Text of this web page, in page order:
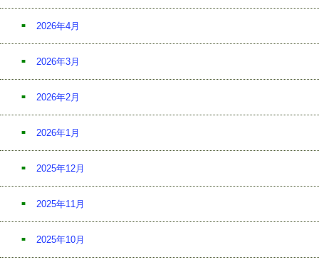
2026年4月
2026年3月
2026年2月
2026年1月
2025年12月
2025年11月
2025年10月